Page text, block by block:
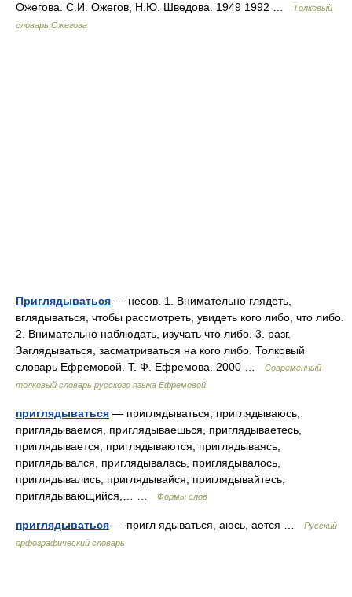
Ожегова. С.И. Ожегов, Н.Ю. Шведова. 1949 1992 …
Толковый
словарь Ожегова
Приглядываться — несов. 1. Внимательно глядеть,
вглядываться, чтобы рассмотреть, увидеть кого либо, что либо.
2. Внимательно наблюдать, изучать что либо. 3. разг.
Заглядываться, засматриваться на кого либо. Толковый
словарь Ефремовой. Т. Ф. Ефремова. 2000 …
Современный
толковый словарь русского языка Ефремовой
приглядываться — приглядываться, приглядываюсь,
приглядываемся, приглядываешься, приглядываетесь,
приглядывается, приглядываются, приглядываясь,
приглядывался, приглядывалась, приглядывалось,
приглядывались, приглядывайся, приглядывайтесь,
приглядывающийся,… …
Формы слов
приглядываться — пригл ядываться, аюсь, ается …
Русский
орфографический словарь